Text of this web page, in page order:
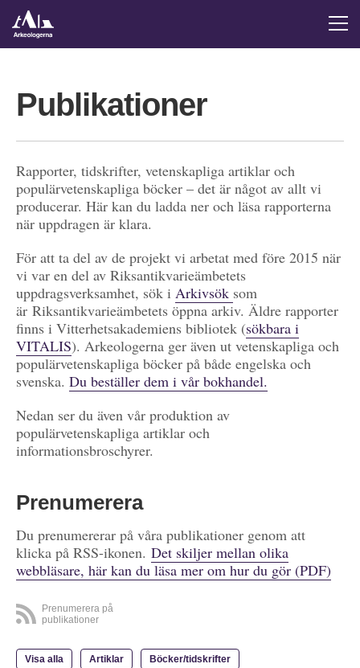
Publikationer
Rapporter, tidskrifter, vetenskapliga artiklar och
populärvetenskapliga böcker – det är något av allt vi
producerar. Här kan du ladda ner och läsa rapporterna
när uppdragen är klara.
För att ta del av de projekt vi arbetat med före 2015 när
vi var en del av Riksantikvarieämbetets
uppdragsverksamhet, sök i Arkivsök som
är Riksantikvarieämbetets öppna arkiv. Äldre rapporter
finns i Vitterhetsakademiens bibliotek (sökbara i
VITALIS). Arkeologerna ger även ut vetenskapliga och
populärvetenskapliga böcker på både engelska och
svenska. Du beställer dem i vår bokhandel.
Nedan ser du även vår produktion av
populärvetenskapliga artiklar och
informationsbroschyrer.
Prenumerera
Du prenumererar på våra publikationer genom att
klicka på RSS-ikonen. Det skiljer mellan olika
webbläsare, här kan du läsa mer om hur du gör (PDF)
Prenumerera på
publikationer
Visa alla Artiklar Böcker/tidskrifter